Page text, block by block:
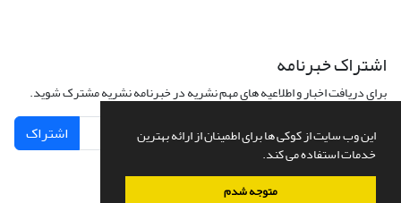
این وب سایت از کوکی ها برای اطمینان از ارائه بهترین
خدمات استفاده می کند.
متوجه شدم
اشتراک خبرنامه
برای دریافت اخبار و اطلاعیه های مهم نشریه در خبرنامه نشریه مشترک شوید.
اشتراک